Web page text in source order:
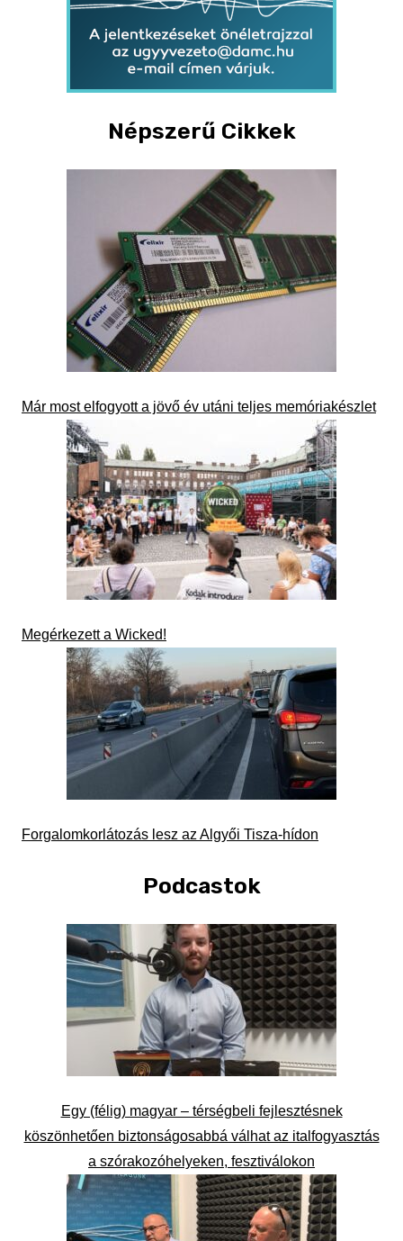
Népszerű Cikkek
Már most elfogyott a jövő év utáni teljes memóriakészlet
Megérkezett a Wicked!
Forgalomkorlátozás lesz az Algyői Tisza-hídon
Podcastok
Egy (félig) magyar – térségbeli fejlesztésnek
köszönhetően biztonságosabbá válhat az italfogyasztás
a szórakozóhelyeken, fesztiválokon